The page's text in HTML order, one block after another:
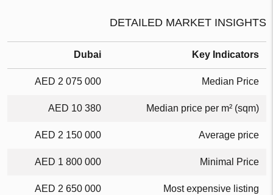
DETAILED MARKET INSIGHTS
Key Indicators
Dubai
Median Price
2 075 000 AED
Median price per m² (sqm)
10 380 AED
Average price
2 150 000 AED
Minimal Price
1 800 000 AED
Most expensive listing
2 650 000 AED